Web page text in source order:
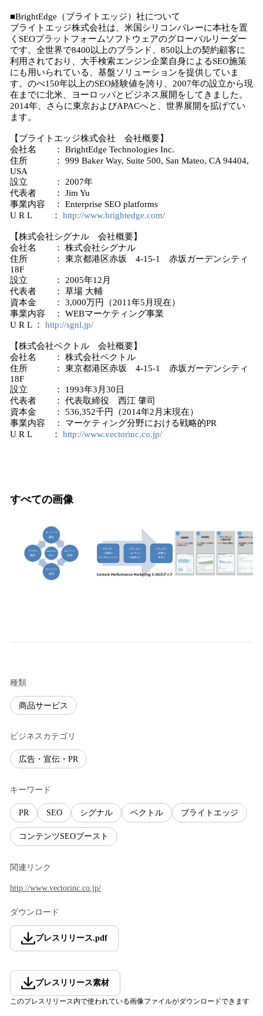
■BrightEdge（ブライトエッジ）社について
ブライトエッジ株式会社は、米国シリコンバレーに本社を置
くSEOプラットフォームソフトウェアのグローバルリーダー
です。全世界で8400以上のブランド、850以上の契約顧客に
利用されており、大手検索エンジン企業自身によるSEO施策
にも用いられている、基盤ソリューションを提供していま
す。のべ150年以上のSEO経験値を誇り、2007年の設立から現
在までに北米、ヨーロッパとビジネス展開をしてきました。
2014年、さらに東京およびAPACへと、世界展開を拡げてい
ます。
【ブライトエッジ株式会社 会社概要】
会社名 ： BrightEdge Technologies Inc.
住所 ： 999 Baker Way, Suite 500, San Mateo, CA 94404,
USA
設立 ： 2007年
代表者 ： Jim Yu
事業内容 ： Enterprise SEO platforms
U R L ： http://www.brightedge.com/
【株式会社シグナル 会社概要】
会社名 ： 株式会社シグナル
住所 ： 東京都港区赤坂 4-15-1 赤坂ガーデンシティ
18F
設立 ： 2005年12月
代表者 ： 草場 大輔
資本金 ： 3,000万円（2011年5月現在）
事業内容 ： WEBマーケティング事業
U R L ： http://sgnl.jp/
【株式会社ベクトル 会社概要】
会社名 ： 株式会社ベクトル
住所 ： 東京都港区赤坂 4-15-1 赤坂ガーデンシティ
18F
設立 ： 1993年3月30日
代表者 ： 代表取締役 西江 肇司
資本金 ： 536,352千円（2014年2月末現在）
事業内容 ： マーケティング分野における戦略的PR
U R L ： http://www.vectorinc.co.jp/
すべての画像
種類
商品サービス
ビジネスカテゴリ
広告・宣伝・PR
キーワード
PR SEO シグナル ベクトル ブライトエッジ
コンテンツSEOブースト
関連リンク
http://www.vectorinc.co.jp/
ダウンロード
プレスリリース.pdf
プレスリリース素材
このプレスリリース内で使われている画像ファイルがダウンロードできます